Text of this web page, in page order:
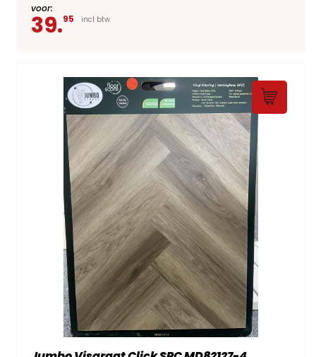
voor:
39.95 incl btw